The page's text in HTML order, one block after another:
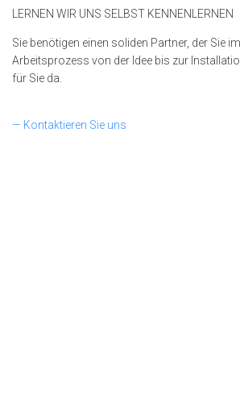
LERNEN WIR UNS SELBST KENNENLERNEN
Sie benötigen einen soliden Partner, der Sie
Arbeitsprozess von der Idee bis zur
für Sie da.
— Kontaktieren Sie uns